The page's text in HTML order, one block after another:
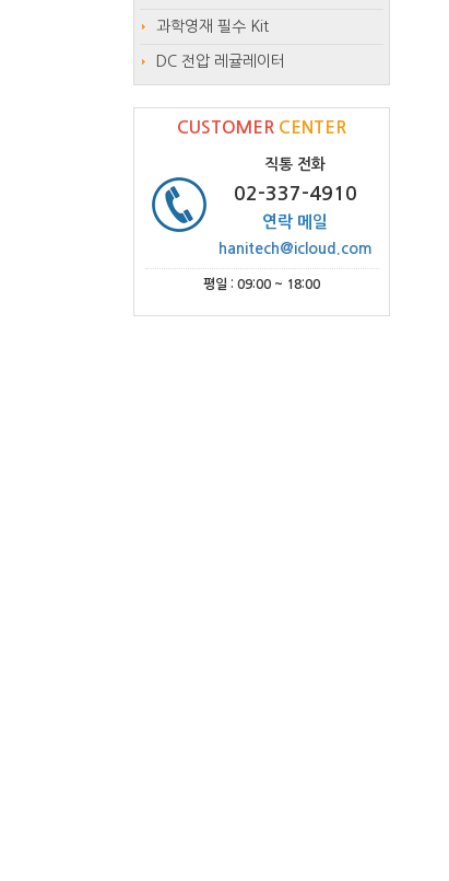
과학영재 필수 Kit
DC 전압 레귤레이터
CUSTOMER CENTER
직통 전화
02-337-4910
연락 메일
hanitech@icloud.com
평일 : 09:00 ~ 18:00